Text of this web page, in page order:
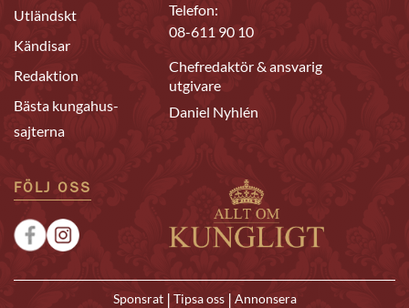
Utländskt
Kändisar
Redaktion
Bästa kungahus-
sajterna
Telefon:
08-611 90 10
Chefredaktör & ansvarig
utgivare
Daniel Nyhlén
FÖLJ OSS
Sponsrat | Tipsa oss | Annonsera